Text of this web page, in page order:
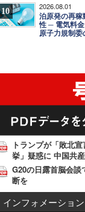
10 2026.08.01
泊原発の再稼
性 ─ 電気料
原子力規制
トランプが「敗北
挙」疑惑に 中国共
G20の日露首脳会
断を
インフォメーション